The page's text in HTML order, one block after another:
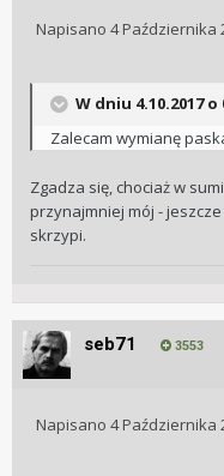
Napisano 4 Października
W dniu 4.10.2017 o
Zalecam wymianę
Zgadza się, chociaż w
przynajmniej mój -
skrzypi.
seb71 3553
Napisano 4 Października